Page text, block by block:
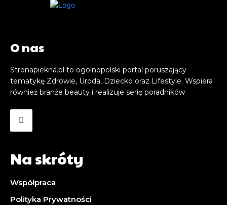
O nas
Stronapiekna.pl to ogólnopolski portal poruszający
tematykę Zdrowie, Uroda, Dziecko oraz Lifestyle. Wspiera
również branże beauty i realizuje serię poradników
Na skróty
Współpraca
Polityka Prywatności